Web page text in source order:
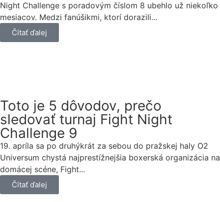
Night Challenge s poradovým číslom 8 ubehlo už niekoľko
mesiacov. Medzi fanúšikmi, ktorí dorazili...
Čítať ďalej
Toto je 5 dôvodov, prečo
sledovať turnaj Fight Night
Challenge 9
19. apríla sa po druhýkrát za sebou do pražskej haly O2
Universum chystá najprestížnejšia boxerská organizácia na
domácej scéne, Fight...
Čítať ďalej